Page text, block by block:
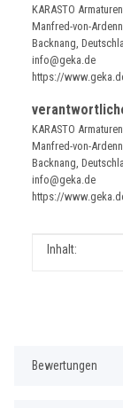
KARASTO
Manfred-von-
Backnang,
info@geka.de
https://
KARASTO
Manfred-von-
Backnang,
info@geka.de
https://
Wert
Inhalt:
Bewertungen